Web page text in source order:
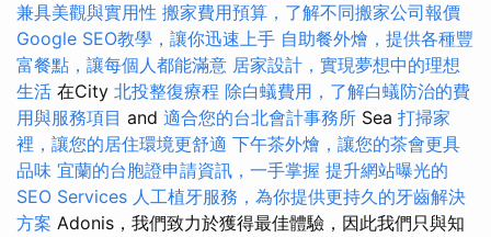
兼具美觀與實用性 搬家費用預算，了解不同搬家公司報價
Google SEO教學，讓你迅速上手 自助餐外燴，提供各種豐
富餐點，讓每個人都能滿意 居家設計，實現夢想中的理想
生活 在City 北投整復療程 除白蟻費用，了解白蟻防治的費
用與服務項目 and 適合您的台北會計事務所 Sea 打掃家
裡，讓您的居住環境更舒適 下午茶外燴，讓您的茶會更具
品味 宜蘭的台胞證申請資訊，一手掌握 提升網站曝光的
SEO Services 人工植牙服務，為你提供更持久的牙齒解決
方案 Adonis，我們致力於獲得最佳體驗，因此我們只與知